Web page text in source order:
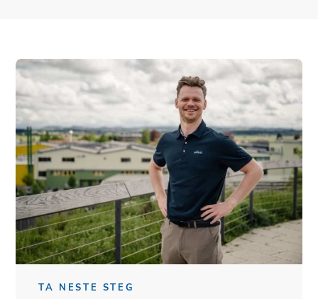
TA NESTE STEG